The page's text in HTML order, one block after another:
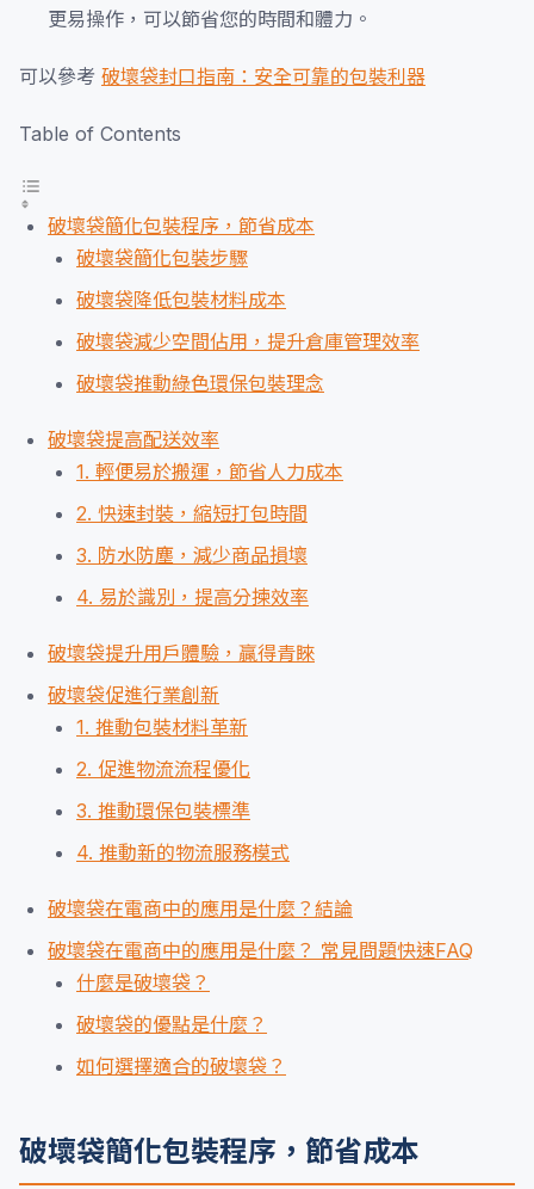
更易操作，可以節省您的時間和體力。
可以參考 破壞袋封口指南：安全可靠的包裝利器
Table of Contents
破壞袋簡化包裝程序，節省成本
破壞袋簡化包裝步驟
破壞袋降低包裝材料成本
破壞袋減少空間佔用，提升倉庫管理效率
破壞袋推動綠色環保包裝理念
破壞袋提高配送效率
1. 輕便易於搬運，節省人力成本
2. 快速封裝，縮短打包時間
3. 防水防塵，減少商品損壞
4. 易於識別，提高分揀效率
破壞袋提升用戶體驗，贏得青睞
破壞袋促進行業創新
1. 推動包裝材料革新
2. 促進物流流程優化
3. 推動環保包裝標準
4. 推動新的物流服務模式
破壞袋在電商中的應用是什麼？結論
破壞袋在電商中的應用是什麼？ 常見問題快速FAQ
什麼是破壞袋？
破壞袋的優點是什麼？
如何選擇適合的破壞袋？
破壞袋簡化包裝程序，節省成本